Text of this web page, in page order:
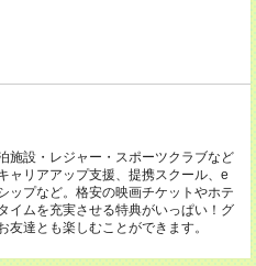
施設・レジャー・スポーツクラブなど
ャリアアップ支援、提携スクール、e
ップなど。格安の映画チケットやホテ
イムを充実させる特典がいっぱい！グ
達とも楽しむことができます。